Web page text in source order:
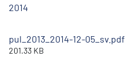
2014
pul_2013_2014-12-05_sv.pdf
201.33 KB